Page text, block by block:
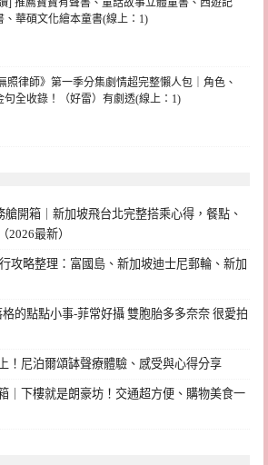
] 推薦寶寶有聲書、童話故事立體童書、西遊記
、華碩文化繪本童書(線上：1)
無照律師》第一季分集劇情超完整懶人包｜角色、
句全收錄！（好雷）有劇透(線上：1)
艙開箱｜新加坡飛台北完整搭乘心得，餐點、
2026最新）
攻略整理：富國島、新加坡迪士尼郵輪、新加
的點點小事-菲常好攝 雙胞胎多多奈奈 很愛拍
！尼泊爾頌缽聲療體驗、感受與心得分享
｜下樓就是朗豪坊！交通超方便、購物美食一